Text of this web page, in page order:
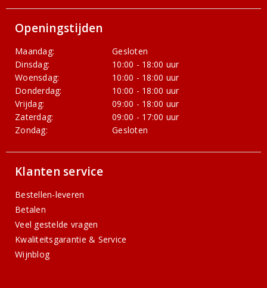
Openingstijden
Maandag:
Gesloten
Dinsdag:
10:00 - 18:00 uur
Woensdag:
10:00 - 18:00 uur
Donderdag:
10:00 - 18:00 uur
Vrijdag:
09:00 - 18:00 uur
Zaterdag:
09:00 - 17:00 uur
Zondag:
Gesloten
Klanten service
Bestellen-leveren
Betalen
Veel gestelde vragen
Kwaliteitsgarantie & Service
Wijnblog